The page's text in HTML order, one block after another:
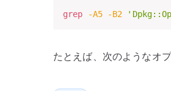
grep -A5 -B2
たとえば、次のようなオ